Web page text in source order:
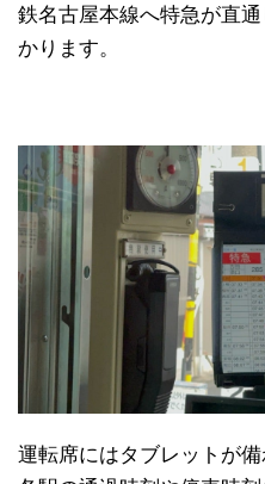
鉄名古屋本線へ特急が直
かります。
運転席にはタブレットが